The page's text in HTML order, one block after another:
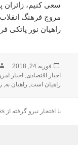
سعی کنیم،
مروج فرهنگ
راهیان نور
ارسال
شده
در
فوریه 24, 2018
اخبار اقتصادی, اخبار
راهیان است, راهیان به,
با افتخار نیرو گرفته از WordPress